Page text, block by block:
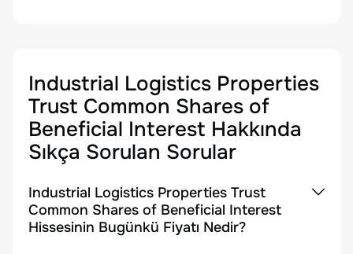
Industrial Logistics Properties
Trust Common Shares of
Beneficial Interest Hakkında
Sıkça Sorulan Sorular
Industrial Logistics Properties Trust
Common Shares of Beneficial Interest
Hissesinin Bugünkü Fiyatı Nedir?